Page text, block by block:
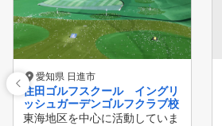
愛知県 日進市
住田ゴルフスクール イングリ
ッシュガーデンゴルフクラブ校
東海地区を中心に活動していま